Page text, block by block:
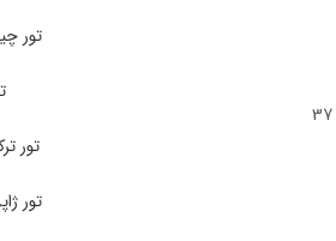
تور
تور
تور